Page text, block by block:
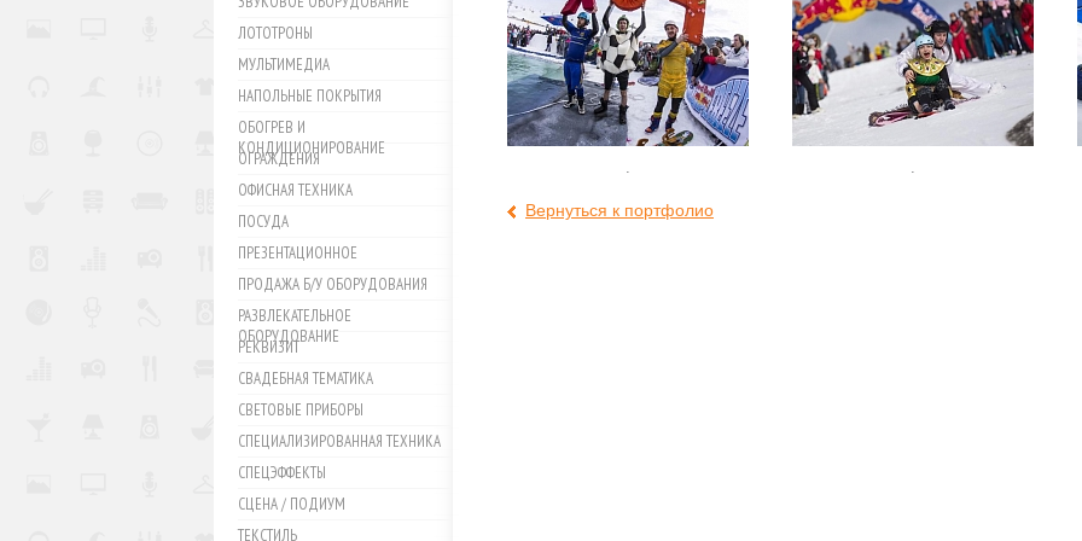
ЛОТОТРОНЫ
МУЛЬТИМЕДИА
НАПОЛЬНЫЕ ПОКРЫТИЯ
ОБОГРЕВ И
КОНДИЦИОНИРОВАНИЕ
ОГРАЖДЕНИЯ
ОФИСНАЯ ТЕХНИКА
ПОСУДА
ПРЕЗЕНТАЦИОННОЕ
ПРОДАЖА Б/У ОБОРУДОВАНИЯ
РАЗВЛЕКАТЕЛЬНОЕ
ОБОРУДОВАНИЕ
РЕКВИЗИТ
СВАДЕБНАЯ ТЕМАТИКА
СВЕТОВЫЕ ПРИБОРЫ
СПЕЦИАЛИЗИРОВАННАЯ ТЕХНИКА
СПЕЦЭФФЕКТЫ
СЦЕНА / ПОДИУМ
ТЕКСТИЛЬ
Вернуться к портфолио